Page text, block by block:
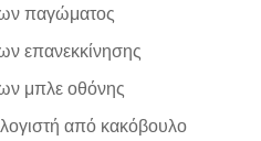
παγώματος
επανεκκίνησης
μπλε οθόνης
από κακόβουλο